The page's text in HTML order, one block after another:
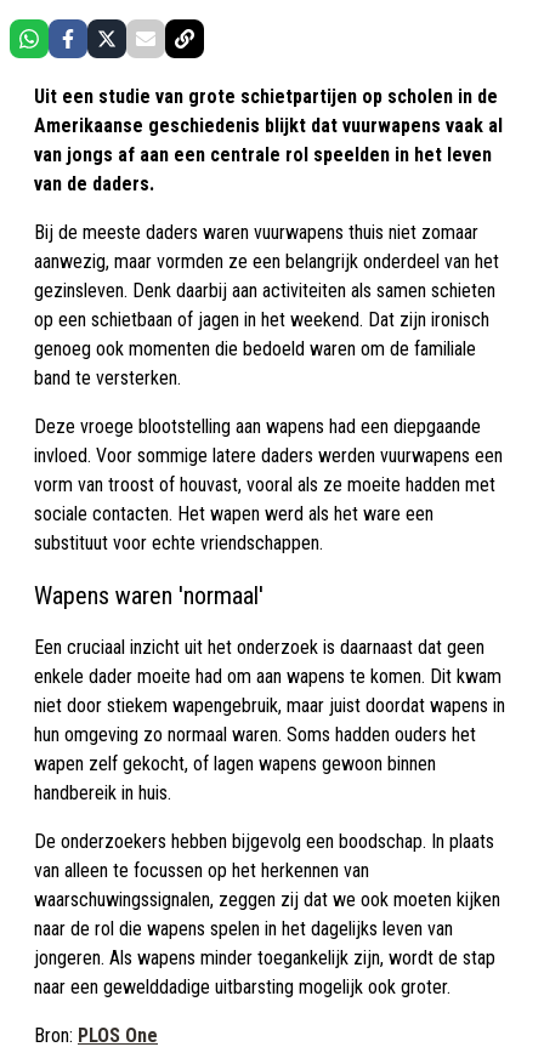
Uit een studie van grote schietpartijen op scholen in de
Amerikaanse geschiedenis blijkt dat vuurwapens vaak al
van jongs af aan een centrale rol speelden in het leven
van de daders.
Bij de meeste daders waren vuurwapens thuis niet zomaar
aanwezig, maar vormden ze een belangrijk onderdeel van het
gezinsleven. Denk daarbij aan activiteiten als samen schieten
op een schietbaan of jagen in het weekend. Dat zijn ironisch
genoeg ook momenten die bedoeld waren om de familiale
band te versterken.
Deze vroege blootstelling aan wapens had een diepgaande
invloed. Voor sommige latere daders werden vuurwapens een
vorm van troost of houvast, vooral als ze moeite hadden met
sociale contacten. Het wapen werd als het ware een
substituut voor echte vriendschappen.
Wapens waren 'normaal'
Een cruciaal inzicht uit het onderzoek is daarnaast dat geen
enkele dader moeite had om aan wapens te komen. Dit kwam
niet door stiekem wapengebruik, maar juist doordat wapens in
hun omgeving zo normaal waren. Soms hadden ouders het
wapen zelf gekocht, of lagen wapens gewoon binnen
handbereik in huis.
De onderzoekers hebben bijgevolg een boodschap. In plaats
van alleen te focussen op het herkennen van
waarschuwingssignalen, zeggen zij dat we ook moeten kijken
naar de rol die wapens spelen in het dagelijks leven van
jongeren. Als wapens minder toegankelijk zijn, wordt de stap
naar een gewelddadige uitbarsting mogelijk ook groter.
Bron: PLOS One